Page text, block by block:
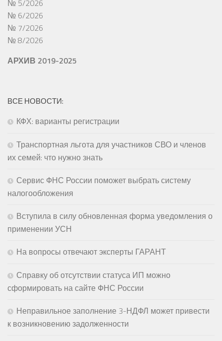
№ 5/2026
№ 6/2026
№ 7/2026
№ 8/2026
АРХИВ 2019-2025
ВСЕ НОВОСТИ:
КФХ: варианты регистрации
Транспортная льгота для участников СВО и членов
их семей: что нужно знать
Сервис ФНС России поможет выбрать систему
налогообложения
Вступила в силу обновленная форма уведомления о
применении УСН
На вопросы отвечают эксперты ГАРАНТ
Справку об отсутствии статуса ИП можно
сформировать на сайте ФНС России
Неправильное заполнение 3-НДФЛ может привести
к возникновению задолженности